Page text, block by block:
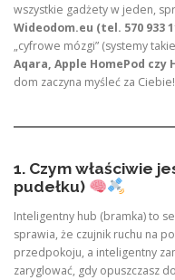
wszystkie gadżety w jeden,
Wideodom.eu (tel. 570 933
„cyfrowe mózgi” (systemy
Aqara, Apple HomePod czy
dom zaczyna myśleć za Ciebie!
1. Czym właściwie
pudełku)
Inteligentny hub (bramka) to
sprawia, że czujnik ruchu na
przedpokoju, a inteligentny
zaryglować, gdy opuszczasz